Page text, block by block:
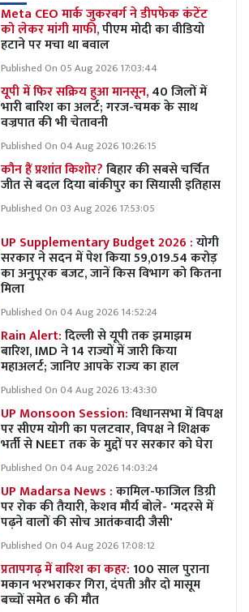
Meta CEO मार्क जुकरबर्ग ने डीपफेक कंटेंट
को लेकर मांगी माफी,पीएम मोदी का वीडियो
हटाने पर मचा था बवाल
Published On 05 Aug 2026 17:03:44
यूपी में फिर सक्रिय हुआ मानसून,40 जिलों में
भारी बारिश का अलर्ट; गरज-चमक के साथ
वज्रपात की भी चेतावनी
Published On 04 Aug 2026 10:26:15
कौन हैं प्रशांत किशोर?बिहार की सबसे चर्चित
जीत से बदल दिया बांकीपुर का सियासी इतिहास
Published On 03 Aug 2026 17:53:05
UP Supplementary Budget 2026 :योगी
सरकार ने सदन में पेश किया 59,019.54 करोड़
का अनुपूरक बजट, जानें किस विभाग को कितना
मिला
Published On 04 Aug 2026 14:52:24
Rain Alert:दिल्ली से यूपी तक झमाझम
बारिश, IMD ने 14 राज्यों में जारी किया
महाअलर्ट; जानिए आपके राज्य का हाल
Published On 04 Aug 2026 13:43:30
UP Monsoon Session:विधानसभा में विपक्ष
पर सीएम योगी का पलटवार, विपक्ष ने शिक्षक
भर्ती से NEET तक के मुद्दों पर सरकार को घेरा
Published On 04 Aug 2026 14:03:24
UP Madarsa News :कामिल-फाजिल डिग्री
पर रोक की तैयारी, केशव मौर्य बोले- 'मदरसे में
पढ़ने वालों की सोच आतंकवादी जैसी'
Published On 04 Aug 2026 17:08:12
प्रतापगढ़ में बारिश का कहर:100 साल पुराना
मकान भरभराकर गिरा, दंपती और दो मासूम
बच्चों समेत 6 की मौत